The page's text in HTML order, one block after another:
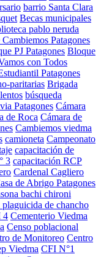
barrio Santa Clara
Becas municipales
pablo neruda
Patagones
PJ Patagones Bloque
con Todos
Patagones
paritarias Brigada
búsqueda
Patagones Cámara
de Roca Cámara de
Cambiemos viedma
camioneta Campeonato
capacitación de
3 capacitación RCP
Cardenal Cagliero
de Abrigo Patagones
bachi chironi
plaguicida de chancho
4 Cementerio Viedma
Censo poblacional
de Monitoreo Centro
Viedma CFI N°1